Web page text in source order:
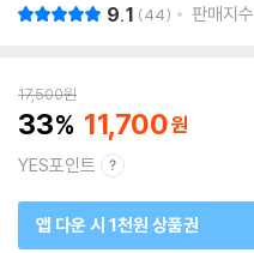
9.1 44 판매지수
17,500원
33 11,700
YES포인트
앱 다운 시 1천원 상품권